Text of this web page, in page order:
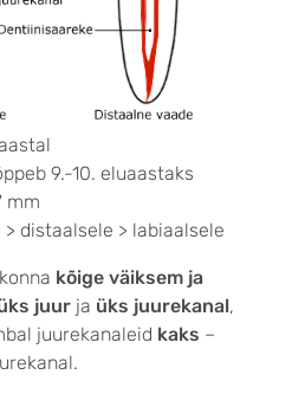
9.-10. eluaastaks
mm
distaalsele > labiaalsele
kõige väiksem ja
juur ja üks juurekanal,
juurekanaleid kaks –